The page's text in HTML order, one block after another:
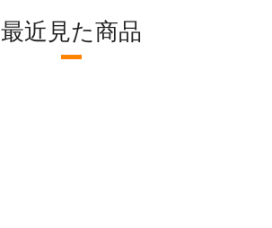
※こちらの商品は出荷
最近見た商品